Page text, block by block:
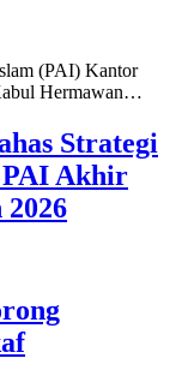
(PAI) Kantor
Hermawan…
Strategi
PAI Akhir
2026